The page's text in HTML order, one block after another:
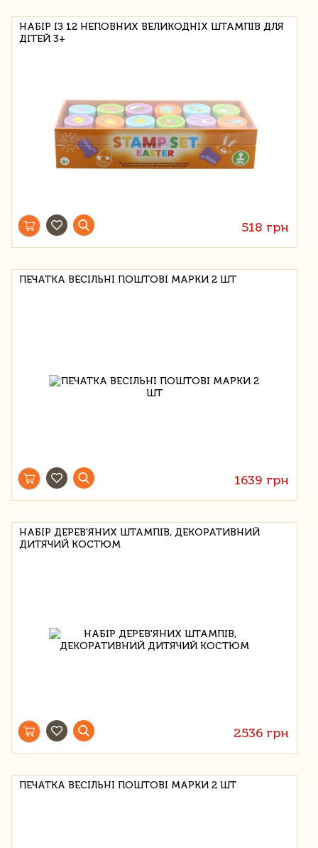
НАБІР ІЗ 12 НЕПОВНИХ ВЕЛИКОДНІХ ШТАМПІВ ДЛЯ
ДІТЕЙ 3+
518 грн
ПЕЧАТКА ВЕСІЛЬНІ ПОШТОВІ МАРКИ 2 ШТ
1639 грн
НАБІР ДЕРЕВ'ЯНИХ ШТАМПІВ, ДЕКОРАТИВНИЙ
ДИТЯЧИЙ КОСТЮМ
2536 грн
ПЕЧАТКА ВЕСІЛЬНІ ПОШТОВІ МАРКИ 2 ШТ